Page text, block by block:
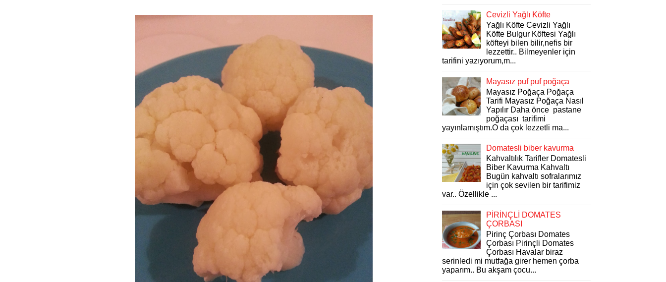
Cevizli Yağlı Köfte
Yağlı Köfte Cevizli Yağlı
Köfte Bulgur Köftesi Yağlı
köfteyi bilen bilir,nefis bir
lezzettir.. Bilmeyenler için
tarifini yazıyorum,m...
Mayasız puf puf poğaça
Mayasız Poğaça Poğaça
Tarifi Mayasız Poğaça Nasıl
Yapılır Daha önce pastane
poğaçası tarifimi
yayınlamıştım.O da çok lezzetli ma...
Domatesli biber kavurma
Kahvaltılık Tarifler Domatesli
Biber Kavurma Kahvaltı
Bugün kahvaltı sofralarımız
için çok sevilen bir tarifimiz
var.. Özellikle ...
PİRİNÇLİ DOMATES
ÇORBASI
Pirinç Çorbası Domates
Çorbası Pirinçli Domates
Çorbası Havalar biraz
serinledi mi mutfağa girer hemen çorba
yaparım.. Bu akşam çocu...